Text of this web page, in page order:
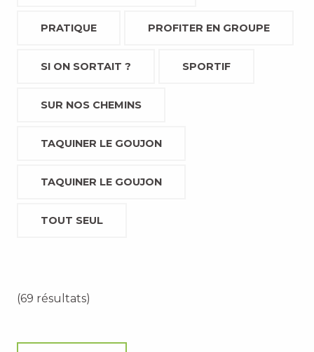
PRATIQUE PROFITER EN GROUPE
SI ON SORTAIT ? SPORTIF
SUR NOS CHEMINS
TAQUINER LE GOUJON
TAQUINER LE GOUJON
TOUT SEUL
(69 résultats)